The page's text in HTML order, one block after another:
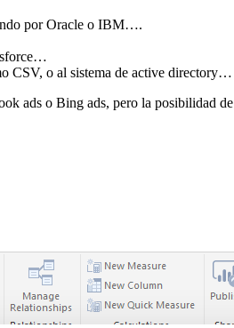
por Oracle o IBM….
CSV, o al sistema de active directory…
ads o Bing ads, pero la posibilidad de